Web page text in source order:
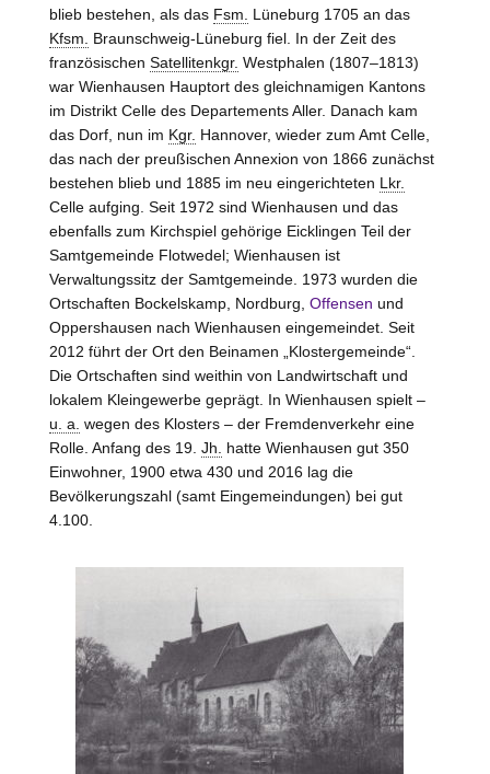
blieb bestehen, als das Fsm.
Lüneburg 1705 an das
Kfsm.
Braunschweig-Lüneburg fiel. In der Zeit des
französischen Satellitenkgr. Westphalen (1807–1813)
war Wienhausen Hauptort des gleichnamigen Kantons
im Distrikt Celledes Departements Aller. Danach kam
das Dorf, nun im Kgr. Hannover, wieder zum Amt Celle,
das nach der preußischen Annexion von 1866 zunächst
bestehen blieb und 1885 im neu eingerichteten Lkr.
Celle aufging. Seit 1972 sind Wienhausen und das
ebenfalls zum Kirchspiel gehörige Eicklingen Teil der
Samtgemeinde Flotwedel; Wienhausen ist
Verwaltungssitz der Samtgemeinde. 1973 wurden die
Ortschaften Bockelskamp, Nordburg, Offensen und
Oppershausen nach Wienhausen eingemeindet. Seit
2012 führt der Ort den Beinamen „Klostergemeinde“.
Die Ortschaften sind weithin von Landwirtschaft und
lokalem Kleingewerbe geprägt. In Wienhausen spielt –
u. a. wegen des Klosters – der Fremdenverkehr eine
Rolle. Anfang des 19. Jh.
hatte Wienhausen gut 350
Einwohner, 1900 etwa 430 und 2016 lag die
Bevölkerungszahl (samt Eingemeindungen) bei gut
4.100.